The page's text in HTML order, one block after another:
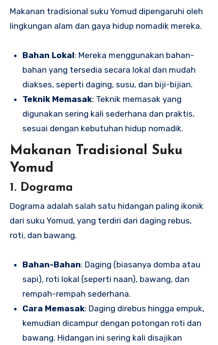
Makanan tradisional suku Yomud dipengaruhi oleh
lingkungan alam dan gaya hidup nomadik mereka.
Bahan Lokal: Mereka menggunakan bahan-
bahan yang tersedia secara lokal dan mudah
diakses, seperti daging, susu, dan biji-bijian.
Teknik Memasak: Teknik memasak yang
digunakan sering kali sederhana dan praktis,
sesuai dengan kebutuhan hidup nomadik.
Makanan Tradisional Suku
Yomud
1. Dograma
Dograma adalah salah satu hidangan paling ikonik
dari suku Yomud, yang terdiri dari daging rebus,
roti, dan bawang.
Bahan-Bahan: Daging (biasanya domba atau
sapi), roti lokal (seperti naan), bawang, dan
rempah-rempah sederhana.
Cara Memasak: Daging direbus hingga empuk,
kemudian dicampur dengan potongan roti dan
bawang. Hidangan ini sering kali disajikan